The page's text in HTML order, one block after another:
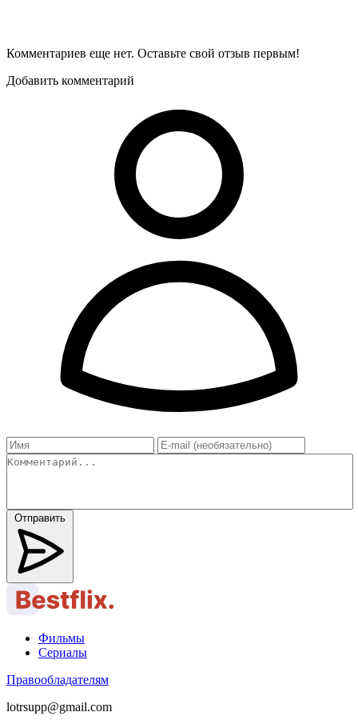
Комментариев еще нет. Оставьте свой отзыв первым!
Добавить комментарий
Отправить
Фильмы
Сериалы
Правообладателям
lotrsupp@gmail.com